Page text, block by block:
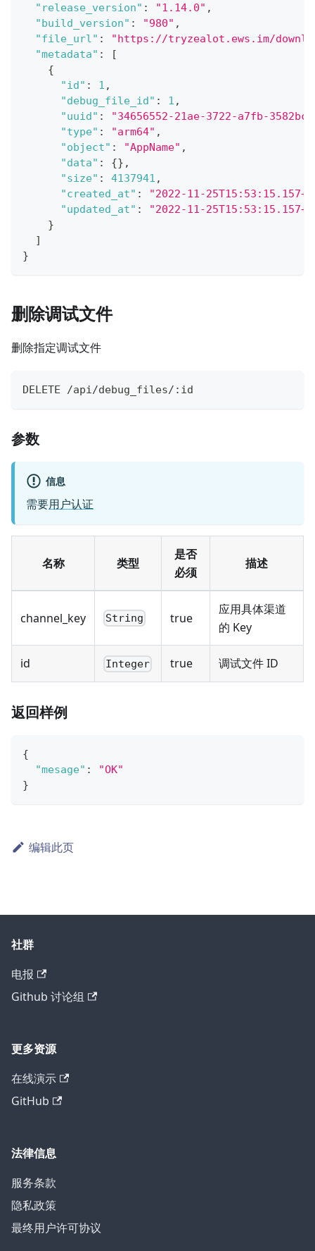
"release_version" : "1.14.0" ,
"build_version" : "980" ,
"file_url" :
"https://tryzealot.ews.im/
"metadata" :
[
{
"id" : 1 ,
"debug_file_id" : 1 ,
"uuid" :
"34656552-21ae-3722-a7fb-
"type" : "arm64" ,
"object" : "AppName" ,
"data" : {} ,
"size" : 4137941 ,
"created_at" :
"2022-11-
"updated_at" :
"2022-11-
}
]
}
删除调试文件
删除指定调试文件
DELETE /api/debug_files/:id
参数
信息
需要用户认证
名称 类型
是否
必须
描述
channel_key String true
应用具体渠道
的 Key
id Integer true 调试文件 ID
返回样例
{
"mesage" :
"OK"
}
编辑此页
社群
电报
Github 讨论组
更多资源
在线演示
GitHub
法律信息
服务条款
隐私政策
最终用户许可协议